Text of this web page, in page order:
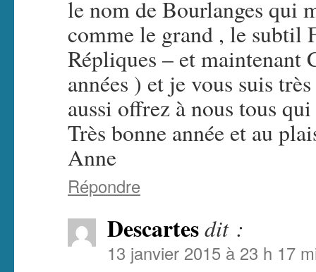
le nom de Bourlanges qui
comme le grand , le subtil
Répliques – et maintenant
années ) et je vous suis
aussi offrez à nous tous
Très bonne année et au
Anne
Répondre
Descartesdit :
13 janvier 2015 à 23 h 17